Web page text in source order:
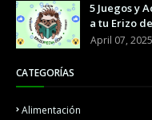
5 Juegos y
a tu Erizo
April 07, 2025
CATEGORÍAS
Alimentación